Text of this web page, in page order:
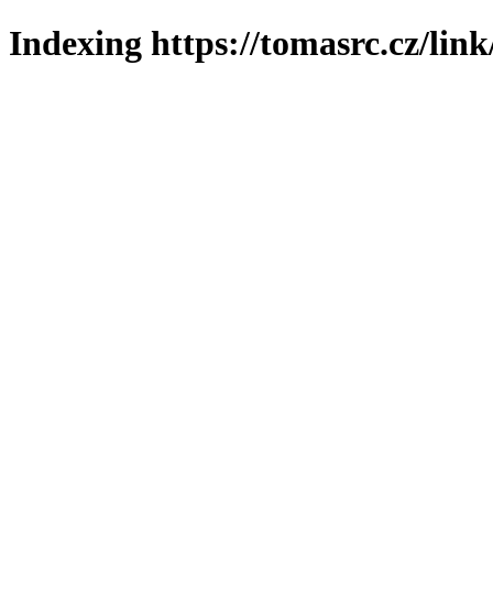
Indexing https://tomasrc.cz/